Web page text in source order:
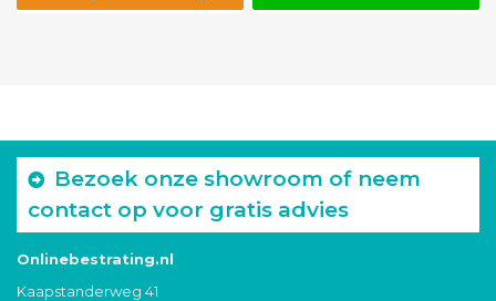
Bezoek onze showroom of neem
contact op voor gratis advies
Onlinebestrating.nl
Kaapstanderweg 41